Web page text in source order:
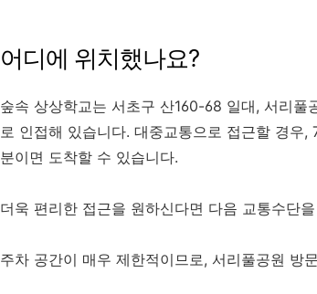
어디에 위치했나요?
숲속 상상학교는 서초구 산160-68 일대, 서리
로 인접해 있습니다. 대중교통으로 접근할 경우
분이면 도착할 수 있습니다.
더욱 편리한 접근을 원하신다면 다음 교통수단
주차 공간이 매우 제한적이므로, 서리풀공원 방